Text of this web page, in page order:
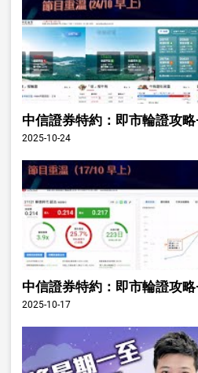
中信證券特約：即市輪證攻
2025-10-24
中信證券特約：即市輪證攻
2025-10-17